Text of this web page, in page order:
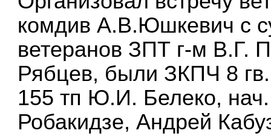
комдив А.В.Юшкевич с
ветеранов ЗПТ г-м В.Г.
Рябцев, были ЗКПЧ 8
155 тп Ю.И. Белеко,
Робакидзе, Андрей